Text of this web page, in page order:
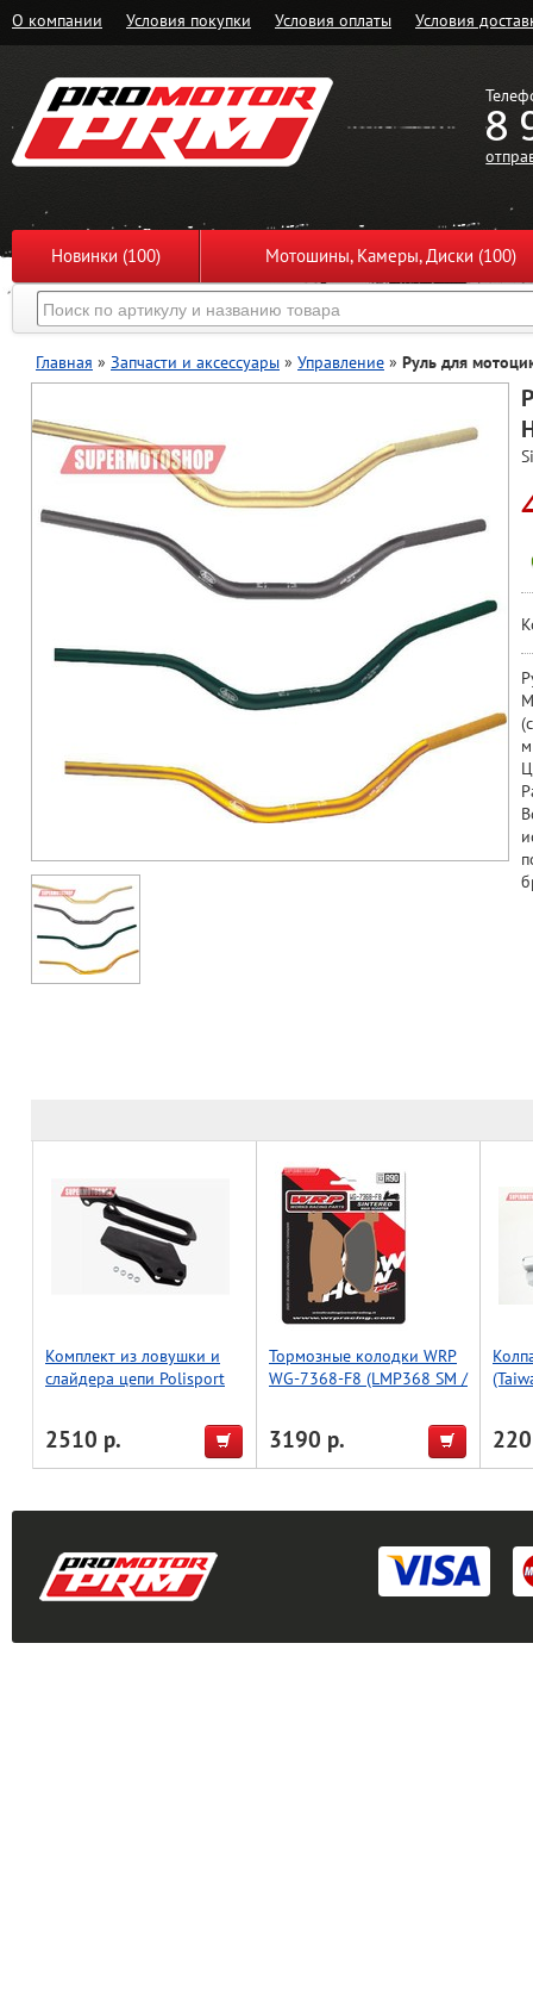
О компании Условия покупки Условия оплаты Условия
8
Новинки (100) Мотошины, Камеры, Диски (100)
Главная » Запчасти и аксессуары » Управление » Руль для
Комплект из ловушки и
слайдера цепи Polisport
2510 р.
Тормозные колодки WRP
WG-7368-F8 (LMP368 SM /
3190 р.